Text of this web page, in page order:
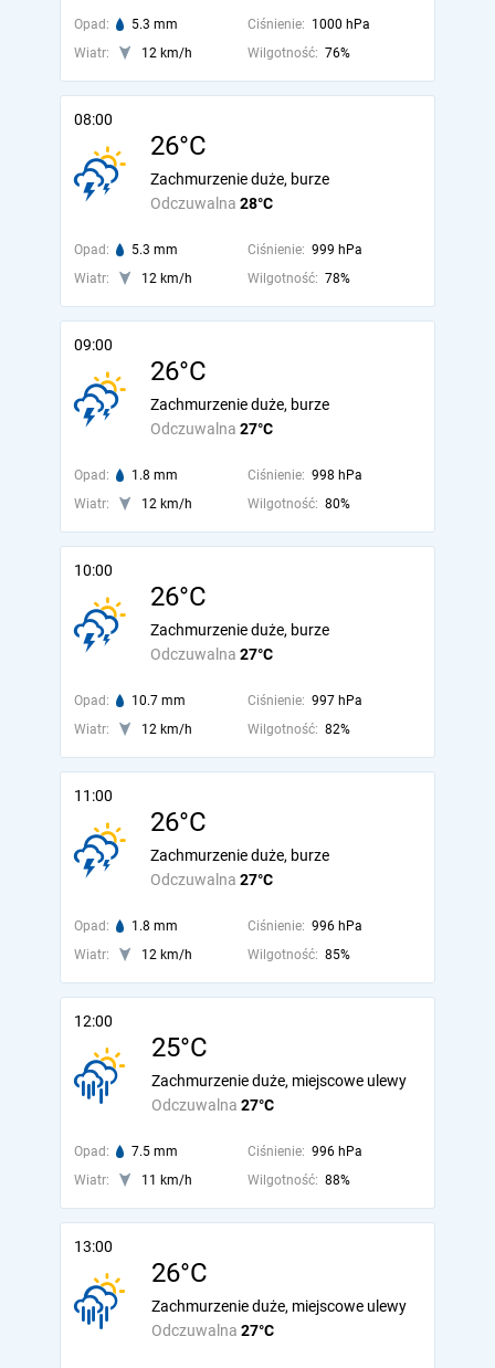
Opad: 5.3 mm Ciśnienie: 1000 hPa
Wiatr:
12 km/h Wilgotność: 76%
08:00
26°C
Odczuwalna 28°C
Zachmurzenie duże, burze
Opad: 5.3 mm Ciśnienie: 999 hPa
Wiatr:
12 km/h Wilgotność: 78%
09:00
26°C
Odczuwalna 27°C
Zachmurzenie duże, burze
Opad: 1.8 mm Ciśnienie: 998 hPa
Wiatr:
12 km/h Wilgotność: 80%
10:00
26°C
Odczuwalna 27°C
Zachmurzenie duże, burze
Opad: 10.7 mm Ciśnienie: 997 hPa
Wiatr:
12 km/h Wilgotność: 82%
11:00
26°C
Odczuwalna 27°C
Zachmurzenie duże, burze
Opad: 1.8 mm Ciśnienie: 996 hPa
Wiatr:
12 km/h Wilgotność: 85%
12:00
25°C
Odczuwalna 27°C
Zachmurzenie duże, miejscowe ulewy
Opad: 7.5 mm Ciśnienie: 996 hPa
Wiatr:
11 km/h Wilgotność: 88%
13:00
26°C
Odczuwalna 27°C
Zachmurzenie duże, miejscowe ulewy